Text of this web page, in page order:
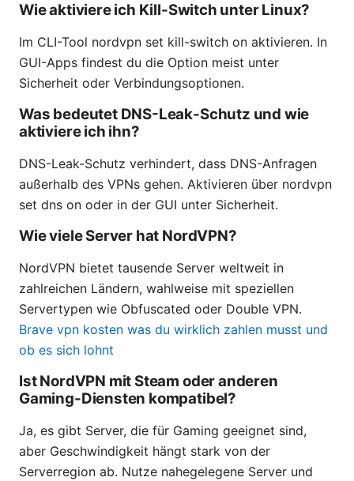
Wie aktiviere ich Kill-Switch unter Linux?
Im CLI-Tool nordvpn set kill-switch on aktivieren. In
GUI-Apps findest du die Option meist unter
Sicherheit oder Verbindungsoptionen.
Was bedeutet DNS-Leak-Schutz und wie
aktiviere ich ihn?
DNS-Leak-Schutz verhindert, dass DNS-Anfragen
außerhalb des VPNs gehen. Aktivieren über nordvpn
set dns on oder in der GUI unter Sicherheit.
Wie viele Server hat NordVPN?
NordVPN bietet tausende Server weltweit in
zahlreichen Ländern, wahlweise mit speziellen
Servertypen wie Obfuscated oder Double VPN.
Brave vpn kosten was du wirklich zahlen musst und
ob es sich lohnt
Ist NordVPN mit Steam oder anderen
Gaming-Diensten kompatibel?
Ja, es gibt Server, die für Gaming geeignet sind,
aber Geschwindigkeit hängt stark von der
Serverregion ab. Nutze nahegelegene Server und